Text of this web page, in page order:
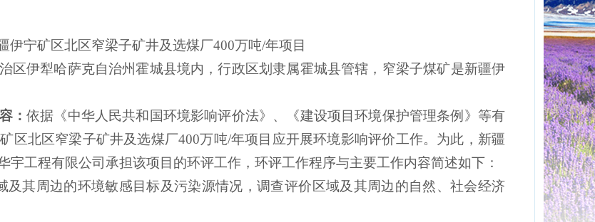
伊宁矿区北区窄梁子矿井及选煤厂400万吨/年项目
区伊犁哈萨克自治州霍城县境内，行政区划隶属霍城县管辖 ， 窄梁子煤矿是新疆伊
： 依据《中华人民共和国环境影响评价法》、 《建设项目环境保护管理条例 》 等有
区北区窄梁子矿井及选煤厂400万吨/年项目 应开展环境影响评价工作。为此， 新疆
宇工程有限公司承担该项目的环评工作，环评工作程序与主要工作内容简述如下：
及其周边的环境敏感目标及污染源情况，调查评价区域及其周边的自然、社会经济